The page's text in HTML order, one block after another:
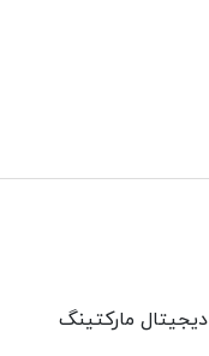
دیجیتال مارکتینگ